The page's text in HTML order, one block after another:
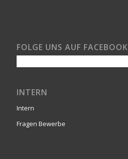
FOLGE UNS AUF FACEBOOK
INTERN
Intern
Fragen Bewerbe